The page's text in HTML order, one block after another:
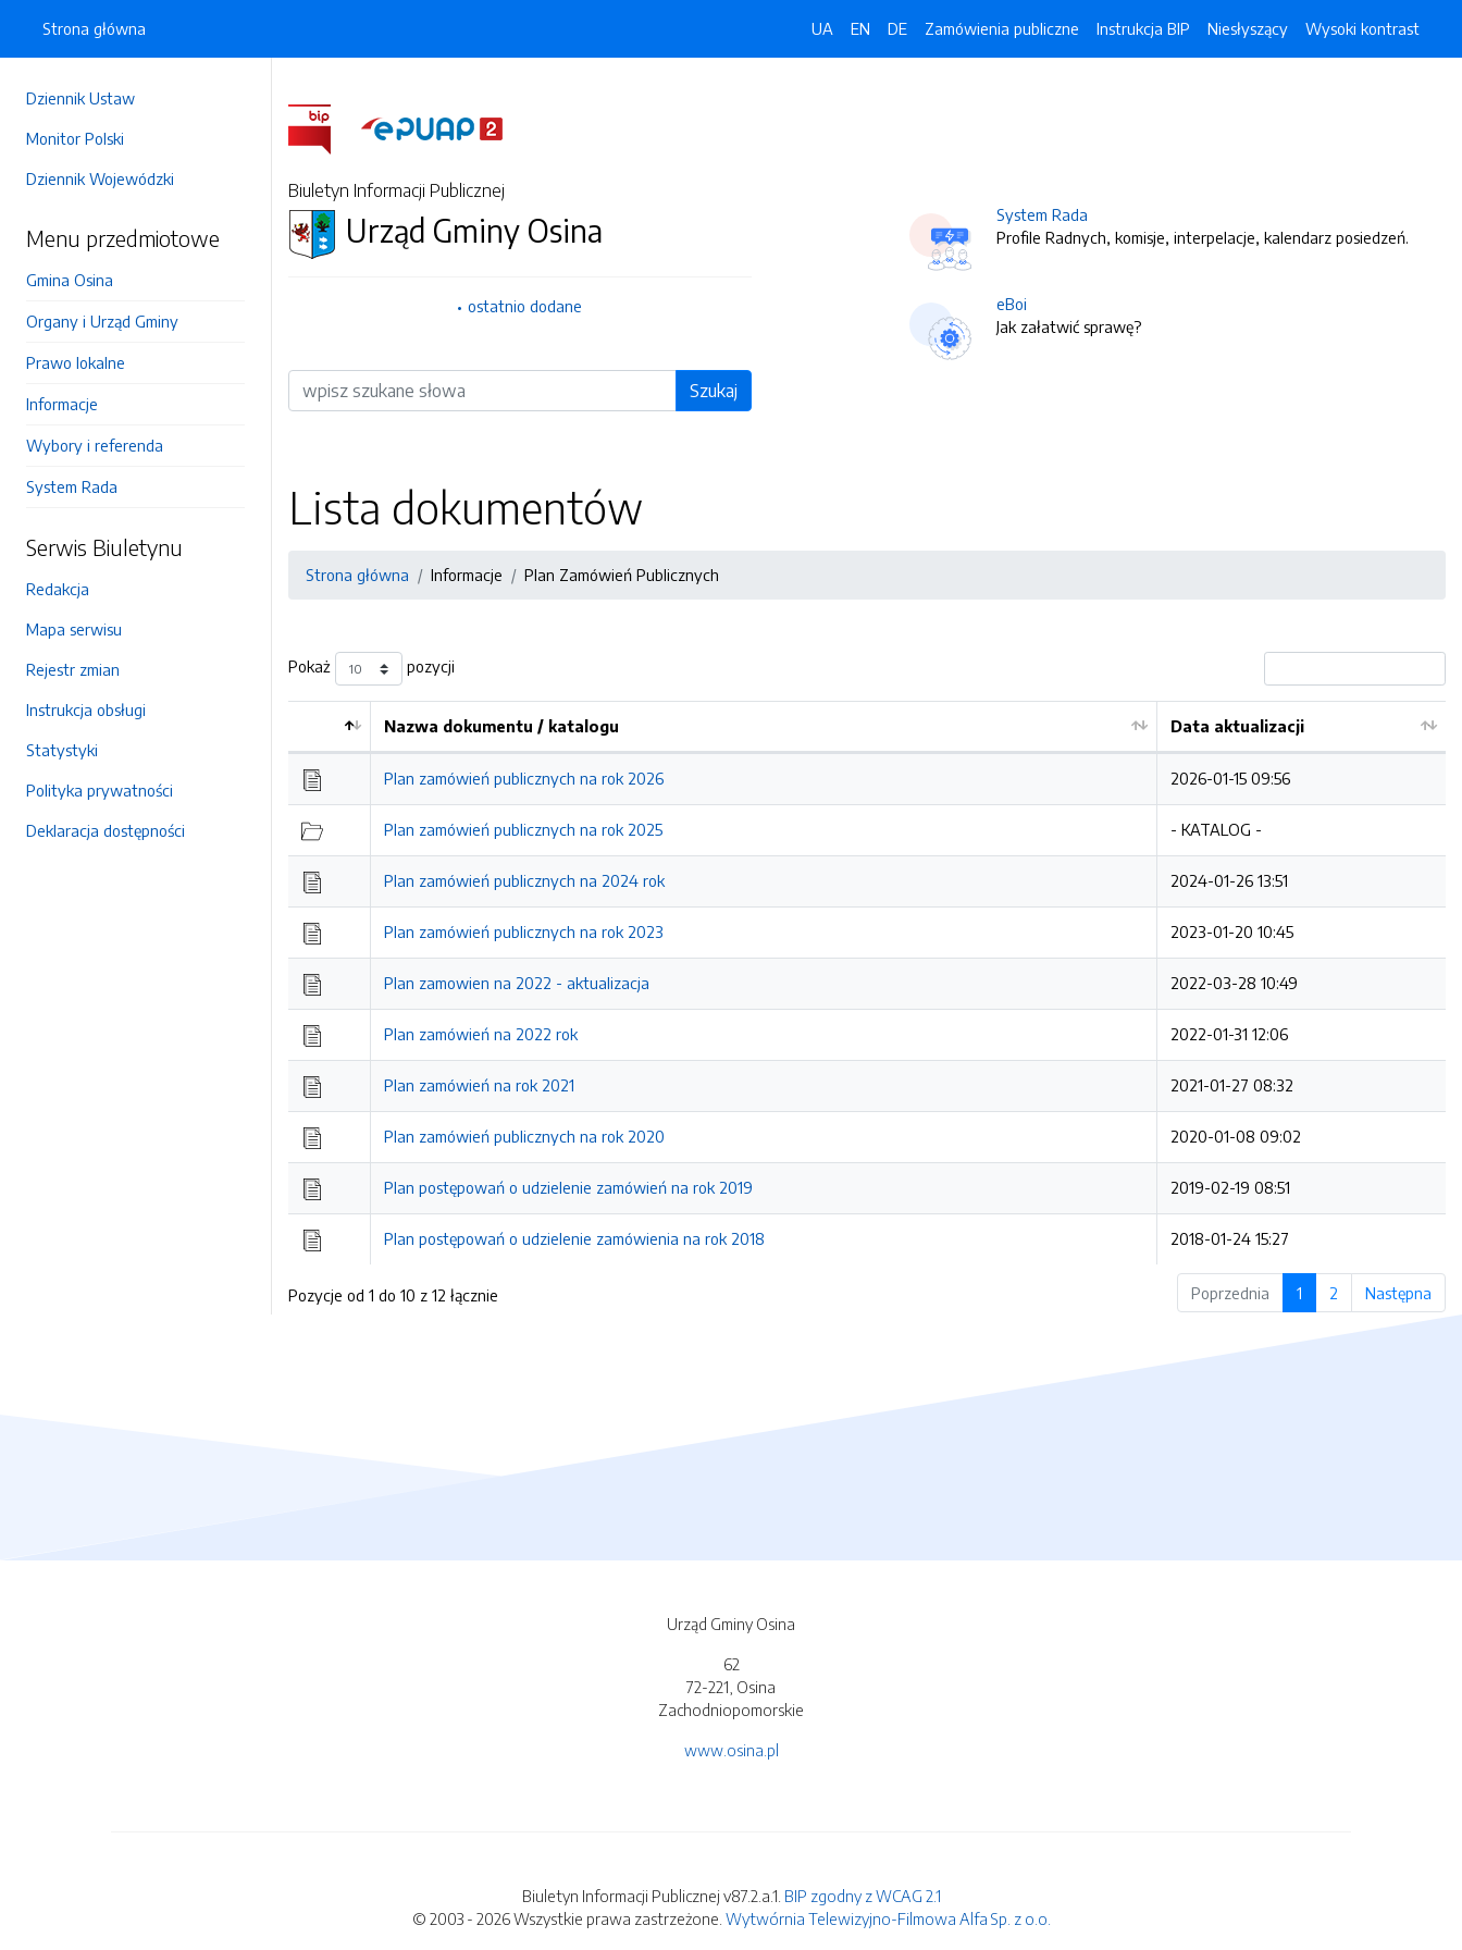
Dziennik Ustaw
Monitor Polski
Dziennik Wojewódzki
Menu przedmiotowe
Gmina Osina
Organy i Urząd Gminy
Prawo lokalne
Informacje
Wybory i referenda
System Rada
Serwis Biuletynu
Redakcja
Mapa serwisu
Rejestr zmian
Instrukcja obsługi
Statystyki
Polityka prywatności
Deklaracja dostępności
Strona główna UA EN DE Zamówienia publiczne Instrukcja BIP Niesłyszący Wysoki kontrast
Biuletyn Informacji Publicznej
Urząd Gminy Osina
ostatnio dodane
Wyszukiwarka Szukaj
System Rada
Profile Radnych, komisje, interpelacje, kalendarz posiedzeń.
eBoi
Jak załatwić sprawę?
Lista dokumentów
Strona główna Informacje Plan Zamówień Publicznych
Pokaż pozycji
Nazwa dokumentu / katalogu Data aktualizacji
Plan zamówień publicznych na rok 2026 2026-01-15 09:56
Plan zamówień publicznych na rok 2025 - KATALOG -
Plan zamówień publicznych na 2024 rok 2024-01-26 13:51
Plan zamówień publicznych na rok 2023 2023-01-20 10:45
Plan zamowien na 2022 - aktualizacja 2022-03-28 10:49
Plan zamówień na 2022 rok 2022-01-31 12:06
Plan zamówień na rok 2021 2021-01-27 08:32
Plan zamówień publicznych na rok 2020 2020-01-08 09:02
Plan postępowań o udzielenie zamówień na rok 2019 2019-02-19 08:51
Plan postępowań o udzielenie zamówienia na rok 2018 2018-01-24 15:27
Pozycje od 1 do 10 z 12 łącznie Poprzednia 1 2 Następna
Urząd Gminy Osina
62
72-221, Osina
Zachodniopomorskie
www.osina.pl
Biuletyn Informacji Publicznej v87.2.a.1. BIP zgodny z WCAG 2.1
© 2003 - 2026 Wszystkie prawa zastrzeżone. Wytwórnia Telewizyjno-Filmowa Alfa Sp. z o.o.